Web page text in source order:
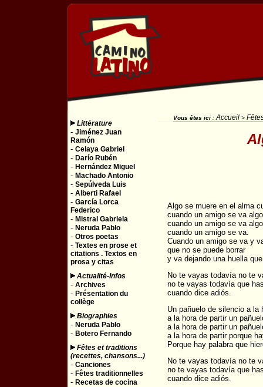
Littérature
- Jiménez Juan
Ramón
- Celaya Gabriel
- Darío Rubén
- Hernández Miguel
- Machado Antonio
- Sepúlveda Luis
- Alberti Rafael
- García Lorca
Federico
- Mistral Gabriela
- Neruda Pablo
- Otros poetas
- Textes en prose et
citations . Textos en
prosa y citas
Actualité-Infos
- Archives
- Présentation du
collège
Biographies
- Neruda Pablo
- Botero Fernando
Fêtes et traditions
(recettes, chansons...)
- Canciones
- Fêtes traditionnelles
- Recetas de cocina
Vous êtes ici : Accueil >
Algo se muere en el alma
cuando un amigo se va
cuando un amigo se va
cuando un amigo se va.
Cuando un amigo se va y
que no se puede borrar
y va dejando una huella
No te vayas todavía no te
no te vayas todavía que
cuando dice adiós.
Un pañuelo de silencio a la
a la hora de partir un
a la hora de partir un
a la hora de partir porque
Porque hay palabra que
No te vayas todavía no te
no te vayas todavía que
cuando dice adiós.